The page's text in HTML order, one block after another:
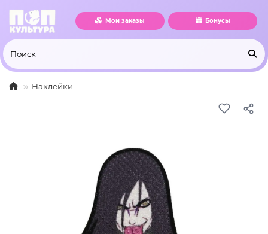
Мои заказы Бонусы
Наклейки